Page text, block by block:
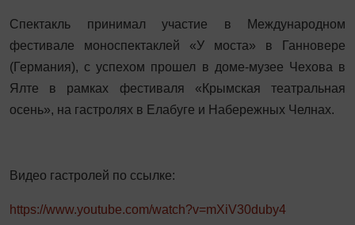
Спектакль принимал участие в Международном
фестивале моноспектаклей «У моста» в Ганновере
(Германия), с успехом прошел в доме-музее Чехова в
Ялте в рамках фестиваля «Крымская театральная
осень», на гастролях в Елабуге и Набережных Челнах.
Видео гастролей по ссылке:
https://www.youtube.com/watch?v=mXiV30duby4